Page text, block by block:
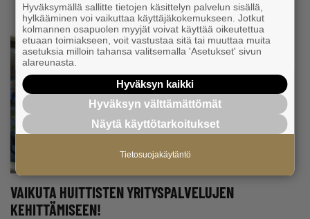
VAIKUTA HUITTISTEN YRITYSPALVELUJEN
KEHITTÄMISEEN!
Hyväksymällä sallitte tietojen käsittelyn palvelun sisällä,
hylkääminen voi vaikuttaa käyttäjäkokemukseen. Jotkut
kolmannen osapuolen myyjät voivat käyttää oikeutettua
etuaan toimiakseen, voit vastustaa sitä tai muuttaa muita
asetuksia milloin tahansa valitsemalla 'Asetukset' sivun
alareunasta.
Hyväksyn kaikki
Hyväksyn välttämättömät
Näytä käyttötarkoitukset
Tietosuojakäytäntö